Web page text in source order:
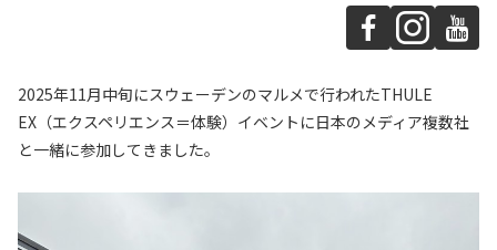
2025年11月中旬にスウェーデンのマルメで行われたTHULE
EX（エクスペリエンス＝体験）イベントに日本のメディア複数社
と一緒に参加してきました。